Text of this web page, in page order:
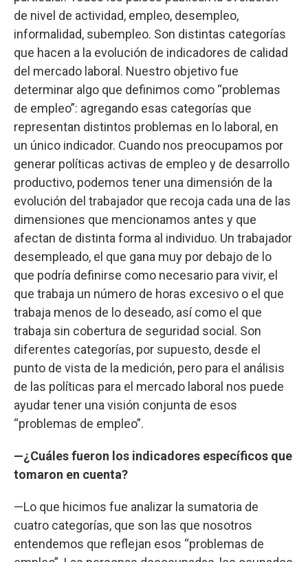
de nivel de actividad, empleo, desempleo,
informalidad, subempleo. Son distintas categorías
que hacen a la evolución de indicadores de calidad
del mercado laboral. Nuestro objetivo fue
determinar algo que definimos como “problemas
de empleo”: agregando esas categorías que
representan distintos problemas en lo laboral, en
un único indicador. Cuando nos preocupamos por
generar políticas activas de empleo y de desarrollo
productivo, podemos tener una dimensión de la
evolución del trabajador que recoja cada una de las
dimensiones que mencionamos antes y que
afectan de distinta forma al individuo. Un trabajador
desempleado, el que gana muy por debajo de lo
que podría definirse como necesario para vivir, el
que trabaja un número de horas excesivo o el que
trabaja menos de lo deseado, así como el que
trabaja sin cobertura de seguridad social. Son
diferentes categorías, por supuesto, desde el
punto de vista de la medición, pero para el análisis
de las políticas para el mercado laboral nos puede
ayudar tener una visión conjunta de esos
“problemas de empleo”.
—¿Cuáles fueron los indicadores específicos que
tomaron en cuenta?
—Lo que hicimos fue analizar la sumatoria de
cuatro categorías, que son las que nosotros
entendemos que reflejan esos “problemas de